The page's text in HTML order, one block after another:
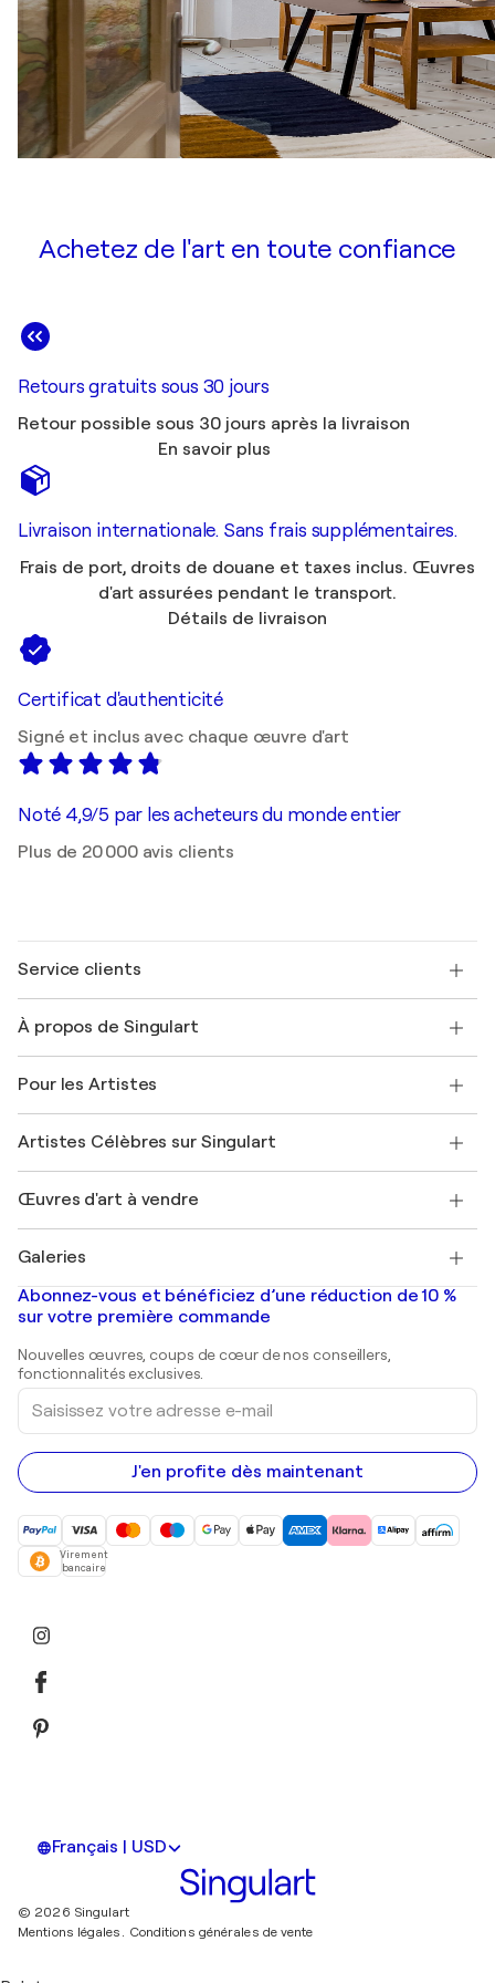
Achetez de l'art en toute confiance
Retours gratuits sous 30 jours
Retour possible sous 30 jours après la livraison
En savoir plus
Livraison internationale. Sans frais supplémentaires.
Frais de port, droits de douane et taxes inclus. Œuvres
d'art assurées pendant le transport.
Détails de livraison
Certificat d'authenticité
Signé et inclus avec chaque œuvre d'art
Noté 4,9/5 par les acheteurs du monde entier
Plus de 20 000 avis clients
Service clients
Expédition
Offrir une carte cadeau
Rejoignez notre programme commercial
Mon compte
+33 1 76 44 06 42
À propos de Singulart
FAQ
Magazine Singulart
Emplois
Découvrez une sélection d'art original
Pour les Artistes
Se connecter en tant qu'Artiste
Artistes Célèbres sur Singulart
Marc Chagall
Banksy
Mr. Brainwash
Shepard Fairey
Œuvres d'art à vendre
Tableaux abstraits à vendre
Peintures de paysage
Estampes
Peintures acryliques
Galeries
Galeries d'art en France
Galeries d'art en Belgique
Abonnez-vous et bénéficiez d’une réduction de 10 %
sur votre première commande
Nouvelles œuvres, coups de cœur de nos conseillers,
fonctionnalités exclusives.
Saisissez
votre
adresse
e-
mail
J'en profite dès maintenant
Virement
bancaire
Français | USD
© 2026 Singulart
Mentions légales. Conditions générales de vente